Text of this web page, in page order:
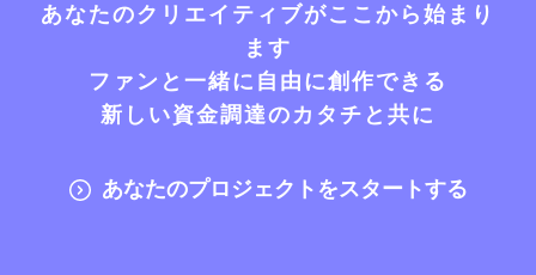
あなたのクリエイティブがここから始まり
ます
ファンと一緒に自由に創作できる
新しい資金調達のカタチと共に
あなたのプロジェクトをスタートする